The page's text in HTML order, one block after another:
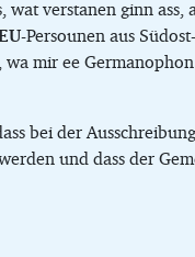
verstanen ginn
-Persounen aus
mir ee
bei der
und dass der